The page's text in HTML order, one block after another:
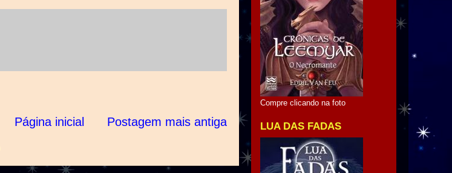
Postagem mais antiga
Página inicial
Compre clicando na foto
LUA DAS FADAS